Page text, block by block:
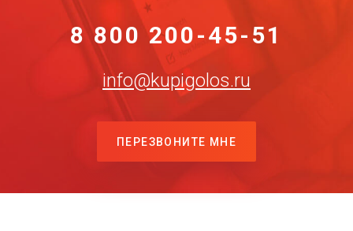
8 800 200-45-51
info@kupigolos.ru
ПЕРЕЗВОНИТЕ МНЕ